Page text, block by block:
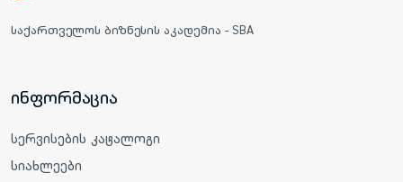
საქართველოს ბიზნესის აკადემია - SBA
ინფორმაცია
სერვისების კატალოგი
სიახლეები